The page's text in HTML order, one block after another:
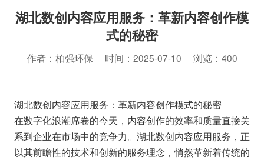
湖北数创内容应用服务：革新内容创作模
式的秘密
作者：柏强环保 时间：2025-07-10 浏览：400
湖北数创内容应用服务：革新内容创作模式的秘密
在数字化浪潮席卷的今天，内容创作的效率和质量直接关
系到企业在市场中的竞争力。湖北数创内容应用服务，正
以其前瞻性的技术和创新的服务理念，悄然革新着传统的